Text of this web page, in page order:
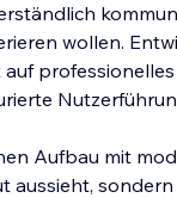
wollen.
Aufbau mit
aussieht,